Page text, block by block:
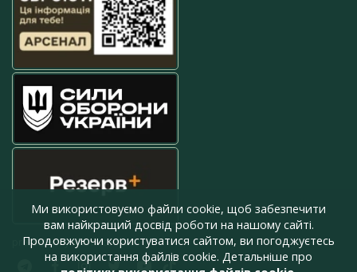
press@armyinform.com.ua
Ми використовуємо файли cookie, щоб забезпечити
вам найкращий досвід роботи на нашому сайті.
Продовжуючи користуватися сайтом, ви погоджуєтесь
на використання файлів cookie. Детальніше про